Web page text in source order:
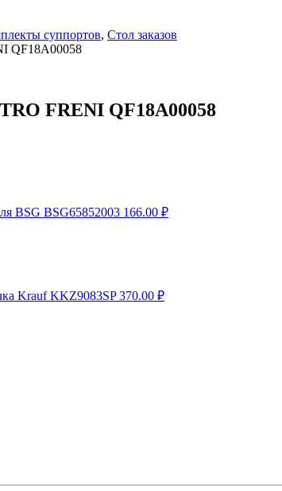
суппортов, Стол заказов
QF18A00058
FRENI QF18A00058
BSG BSG65852003 166.00 ₽
Krauf KKZ9083SP 370.00 ₽